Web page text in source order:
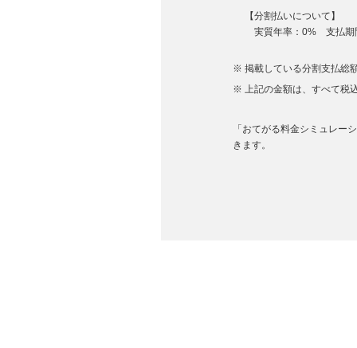
【分割払いについて】
実質年率：0% 支払期
掲載している分割支払総
上記の金額は、すべて税
「おてがる料金シミュレー
きます。